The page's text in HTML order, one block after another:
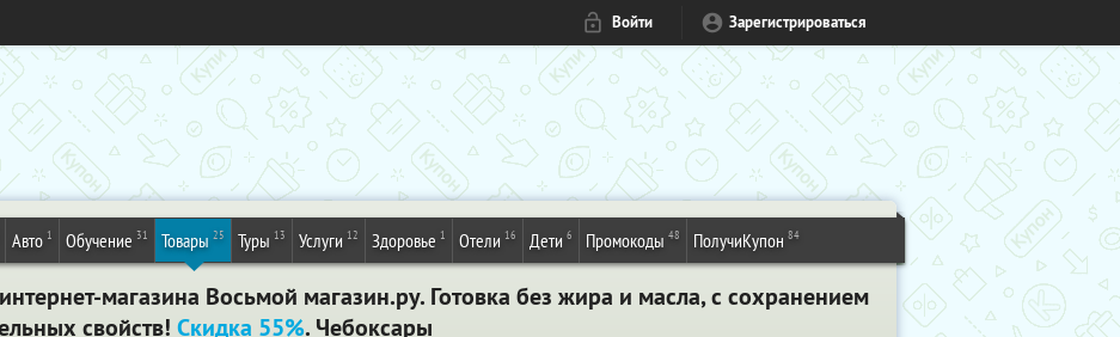
Войти Зарегистрироваться
Авто 1 Обучение 31 Товары 25 Туры 13 Услуги 12 Здоровье 1 Отели 16 Дети 6 Промокоды 48 ПолучиКупон 84
магазина Восьмой магазин.ру. Готовка без жира и масла, с сохранением
свойств! Скидка 55%. Чебоксары